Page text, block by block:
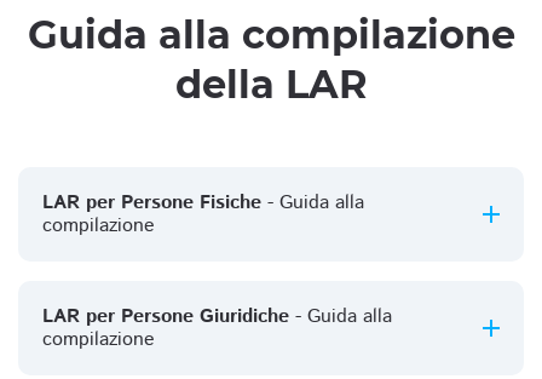
Guida alla compilazione
della LAR
LAR per Persone Fisiche - Guida alla
compilazione
LAR per Persone Giuridiche - Guida alla
compilazione